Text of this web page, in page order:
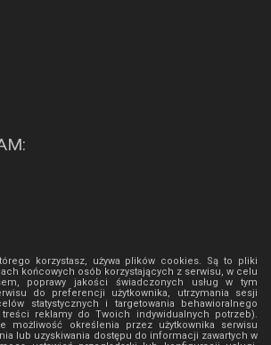
korzystasz, używa plików cookies. Są to pliki
końcowych osób korzystających z serwisu, w celu
poprawy jakości świadczonych usług w tym
do preferencji użytkownika, utrzymania sesji
statystycznych i targetowania behawioralnego
treści reklamy do Twoich indywidualnych potrzeb).
możliwość określenia przez użytkownika serwisu
lub uzyskiwania dostępu do informacji zawartych w